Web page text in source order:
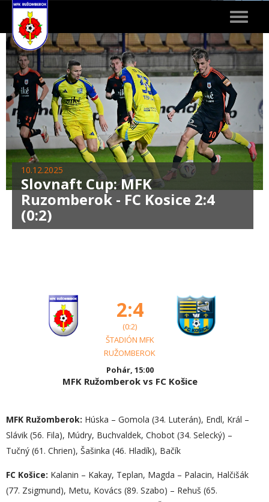
Toggle
10.12.2025
Slovnaft Cup: MFK
Ruzomberok - FC Kosice 2:4
(0:2)
2:4
(0:2)
ŠTADIÓN MFK
RUŽOMBEROK
Pohár, 15:00
MFK Ružomberok vs FC Košice
MFK Ružomberok: Húska – Gomola (34. Luterán), Endl, Král –
Slávik (56. Fila), Múdry, Buchvaldek, Chobot (34. Selecký) –
Tučný (61. Chrien), Šašinka (46. Hladík), Bačík
FC Košice: Kalanin – Kakay, Teplan, Magda – Palacin, Halčišák
(77. Zsigmund), Metu, Kovács (89. Szabo) – Rehuš (65.